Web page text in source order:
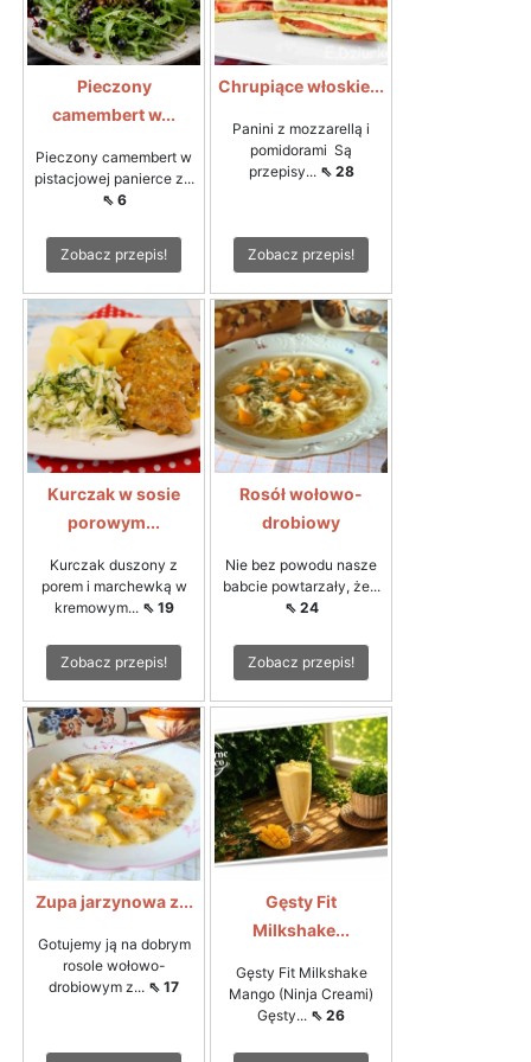
Pieczony
camembert w...
Pieczony camembert w
pistacjowej panierce z...
⇖ 6
Zobacz przepis!
Chrupiące włoskie...
Panini z mozzarellą i
pomidorami Są
przepisy... ⇖ 28
Zobacz przepis!
Kurczak w sosie
porowym...
Kurczak duszony z
porem i marchewką w
kremowym... ⇖ 19
Zobacz przepis!
Rosół wołowo-
drobiowy
Nie bez powodu nasze
babcie powtarzały, że...
⇖ 24
Zobacz przepis!
Zupa jarzynowa z...
Gotujemy ją na dobrym
rosole wołowo-
drobiowym z... ⇖ 17
Gęsty Fit
Milkshake...
Gęsty Fit Milkshake
Mango (Ninja Creami)
Gęsty... ⇖ 26